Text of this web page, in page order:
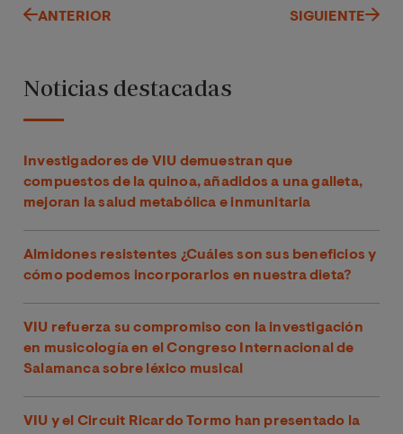
ANTERIOR SIGUIENTE
Noticias destacadas
Investigadores de VIU demuestran que
compuestos de la quinoa, añadidos a una galleta,
mejoran la salud metabólica e inmunitaria
Almidones resistentes ¿Cuáles son sus beneficios y
cómo podemos incorporarlos en nuestra dieta?
VIU refuerza su compromiso con la investigación
en musicología en el Congreso Internacional de
Salamanca sobre léxico musical
VIU y el Circuit Ricardo Tormo han presentado la